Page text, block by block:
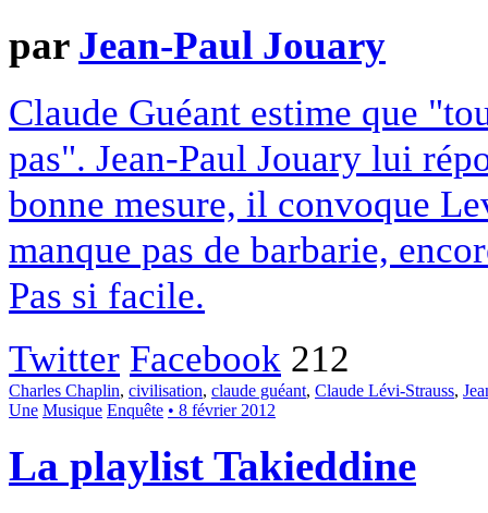
par Jean-Paul Jouary
Claude Guéant estime que
pas". Jean-Paul Jouary lui
bonne mesure, il convoque
manque pas de barbarie,
Pas si facile.
Twitter Facebook 212
Charles Chaplin, civilisation, claude guéant, Claude Lévi-Strauss,
Une Musique Enquête • 8 février 2012
La playlist Takieddine